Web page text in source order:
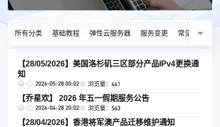
所有分类 基础教程 弹性云服务器 服务变更 常见问题
【28/05/2026】美国洛杉矶三区部分产品IPv4更换通
知
2026-05-28 00:02 浏览量：441
【乔星欢】 2026 年五一假期服务公告
2026-04-28 20:02 浏览量：563
【28/04/2026】香港将军澳产品迁移维护通知